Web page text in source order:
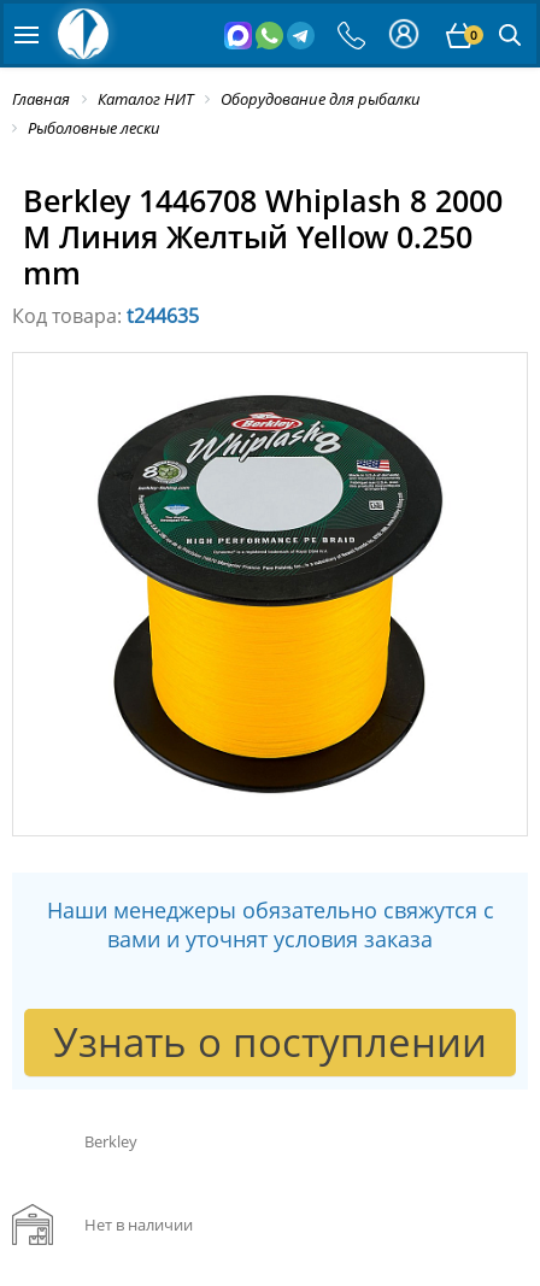
0
Главная Каталог НИТ
Оборудование для рыбалки
Рыболовные лески
Berkley 1446708 Whiplash 8 2000
M Линия Желтый Yellow 0.250
mm
Код товара: t244635
Наши менеджеры обязательно свяжутся с
вами и уточнят условия заказа
Узнать о поступлении
Berkley
Нет в наличии